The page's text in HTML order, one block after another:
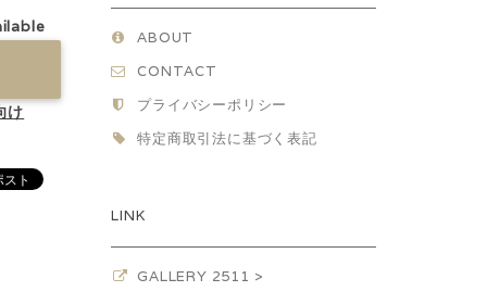
け
ABOUT
CONTACT
プライバシーポリシー
特定商取引法に基づく表記
LINK
GALLERY 2511 >